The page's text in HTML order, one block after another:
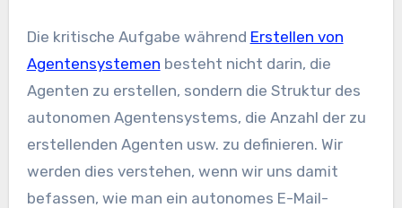
Die kritische Aufgabe während Erstellen von
Agentensystemen besteht nicht darin, die
Agenten zu erstellen, sondern die Struktur des
autonomen Agentensystems, die Anzahl der zu
erstellenden Agenten usw. zu definieren. Wir
werden dies verstehen, wenn wir uns damit
befassen, wie man ein autonomes E-Mail-